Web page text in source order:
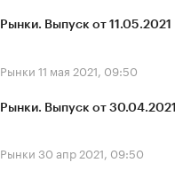
Рынки. Выпуск от 11.05.2021
Рынки 11 мая 2021, 09:50
Рынки. Выпуск от 30.04.2021
Рынки 30 апр 2021, 09:50